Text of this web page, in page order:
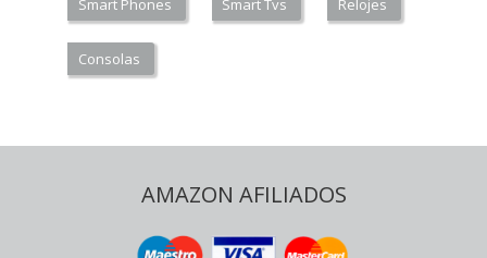
Smart Phones Smart Tvs Relojes
Consolas
AMAZON AFILIADOS